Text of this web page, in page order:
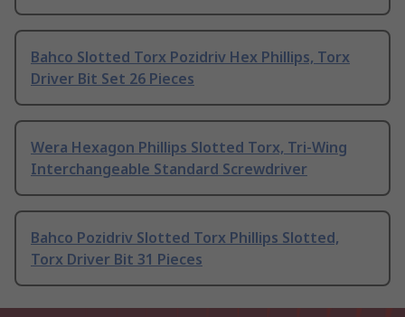
Bahco Slotted Torx Pozidriv Hex Phillips, Torx
Driver Bit Set 26 Pieces
Wera Hexagon Phillips Slotted Torx, Tri-Wing
Interchangeable Standard Screwdriver
Bahco Pozidriv Slotted Torx Phillips Slotted,
Torx Driver Bit 31 Pieces